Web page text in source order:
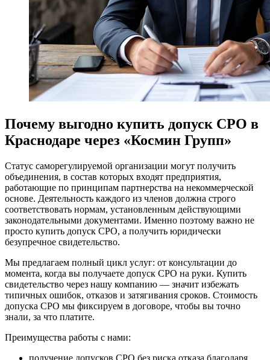
Почему выгодно купить допуск СРО в
Краснодаре через «Космин Групп»
Статус саморегулируемой организации могут получить
объединения, в состав которых входят предприятия,
работающие по принципам партнерства на некоммерческой
основе. Деятельность каждого из членов должна строго
соответствовать нормам, установленным действующими
законодательными документами. Именно поэтому важно не
просто купить допуск СРО, а получить юридически
безупречное свидетельство.
Мы предлагаем полный цикл услуг: от консультации до
момента, когда вы получаете допуск СРО на руки. Купить
свидетельство через нашу компанию — значит избежать
типичных ошибок, отказов и затягивания сроков. Стоимость
допуска СРО мы фиксируем в договоре, чтобы вы точно
знали, за что платите.
Преимущества работы с нами: